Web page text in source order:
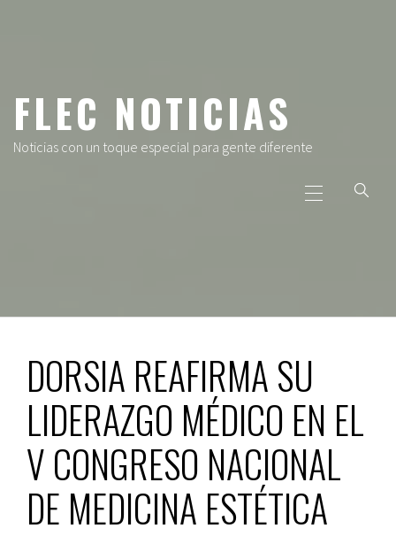
FLEC NOTICIAS
Noticias con un toque especial para gente diferente
principal
DORSIA REAFIRMA SU
LIDERAZGO MÉDICO EN EL
V CONGRESO NACIONAL
DE MEDICINA ESTÉTICA